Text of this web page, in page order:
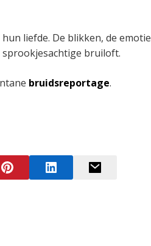
liefde. De blikken, de
bruiloft.
bruidsreportage.